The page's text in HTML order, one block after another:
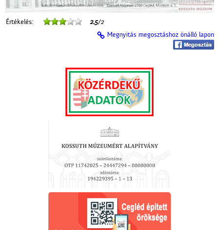
Értékelés: 2.5/2
Megnyitás megosztáshoz önálló lapon